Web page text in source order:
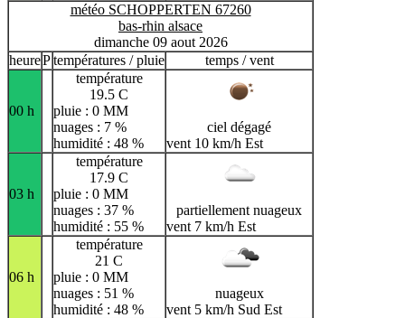
météo SCHOPPERTEN 67260
bas-rhin alsace
dimanche 09 aout 2026
heurePtempératures / pluie temps / vent
00 h
température
19.5 C
pluie : 0 MM
nuages : 7 %
humidité : 48 %
ciel dégagé
vent 10 km/h Est
03 h
température
17.9 C
pluie : 0 MM
nuages : 37 %
humidité : 55 %
partiellement nuageux
vent 7 km/h Est
06 h
température
21 C
pluie : 0 MM
nuages : 51 %
humidité : 48 %
nuageux
vent 5 km/h Sud Est